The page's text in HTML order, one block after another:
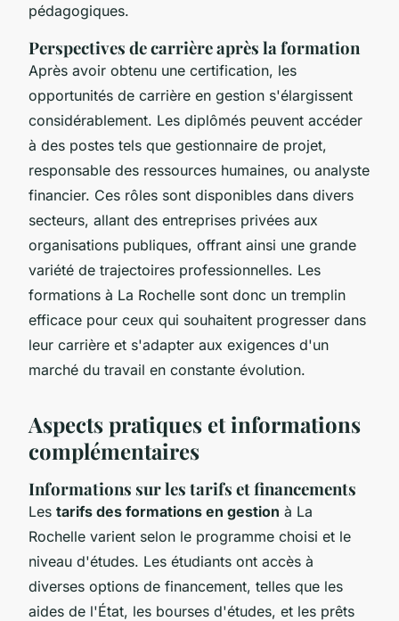
pédagogiques.
Perspectives de carrière après la formation
Après avoir obtenu une certification, les
opportunités de carrière en gestion s'élargissent
considérablement. Les diplômés peuvent accéder
à des postes tels que gestionnaire de projet,
responsable des ressources humaines, ou analyste
financier. Ces rôles sont disponibles dans divers
secteurs, allant des entreprises privées aux
organisations publiques, offrant ainsi une grande
variété de trajectoires professionnelles. Les
formations à La Rochelle sont donc un tremplin
efficace pour ceux qui souhaitent progresser dans
leur carrière et s'adapter aux exigences d'un
marché du travail en constante évolution.
Aspects pratiques et informations
complémentaires
Informations sur les tarifs et financements
Les tarifs des formations en gestion à La
Rochelle varient selon le programme choisi et le
niveau d'études. Les étudiants ont accès à
diverses options de financement, telles que les
aides de l'État, les bourses d'études, et les prêts